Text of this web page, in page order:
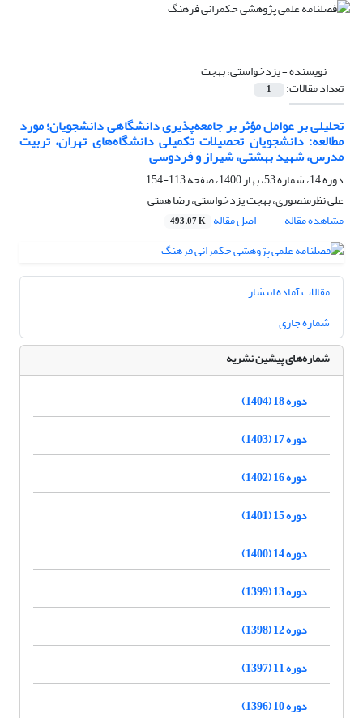
نویسنده =یزدخواستی، بهجت
تعداد مقالات: 1
تحلیلی بر عوامل مؤثر بر جامعه‌پذیری دانشگاهی دانشجویان؛ مورد
مطالعه: دانشجویان تحصیلات تکمیلی دانشگاه‌های تهران، تربیت
مدرس، شهید بهشتی، شیراز و فردوسی
دوره 14، شماره 53، بهار 1400، صفحه
113-154
علی نظرمنصوری، بهجت یزدخواستی، رضا همتی
مشاهده مقاله
اصل مقاله 493.07 K
مقالات آماده انتشار
شماره جاری
شماره‌های پیشین نشریه
دوره 18 (1404)
دوره 17 (1403)
دوره 16 (1402)
دوره 15 (1401)
دوره 14 (1400)
دوره 13 (1399)
دوره 12 (1398)
دوره 11 (1397)
دوره 10 (1396)